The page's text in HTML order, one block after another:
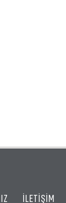
İLETİŞİM